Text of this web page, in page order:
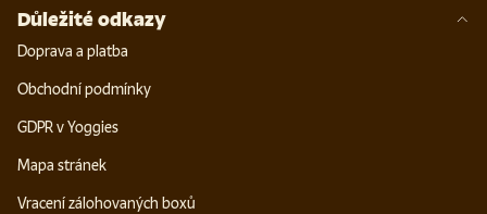
Důležité odkazy
Doprava a platba
Obchodní podmínky
GDPR v Yoggies
Mapa stránek
Vracení zálohovaných boxů